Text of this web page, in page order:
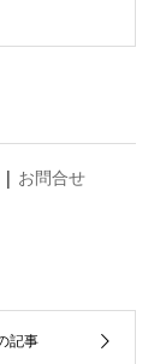
| お問合せ